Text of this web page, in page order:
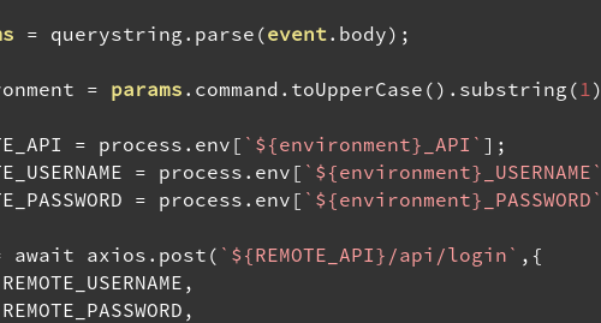
= querystring . parse (event. body);
= params . command . toUpperCase (). substring ( 1 )
= process . env [ `${environment}_API` ];
= process . env [ `${environment}_USERNAME`
= process . env [ `${environment}_PASSWORD`
await axios . post ( `${REMOTE_API}/api/login` ,{
REMOTE_USERNAME ,
REMOTE_PASSWORD ,